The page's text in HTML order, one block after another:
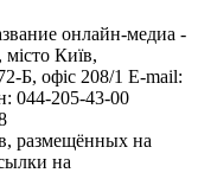
онлайн-медиа -
Київ,
офіс 208/1 E-mail:
044-205-43-00
размещённых на
на